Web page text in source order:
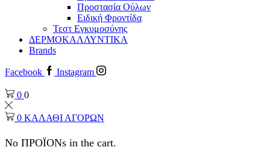
Προστασία Ούλων
Ειδική Φροντίδα
Τεστ Εγκυμοσύνης
ΔΕΡΜΟΚΑΛΛΥΝΤΙΚΑ
Brands
Facebook Instagram
0 0
0 ΚΑΛΑΘΙ ΑΓΟΡΩΝ
No ΠΡΟΪΟΝs in the cart.